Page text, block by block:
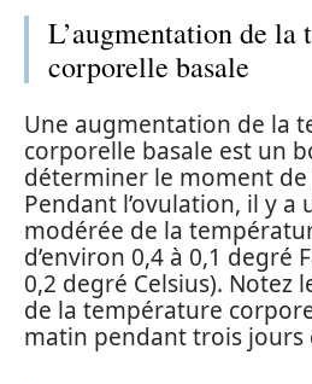
L’augmentation de la
corporelle basale
Une augmentation de la
corporelle basale est un
déterminer le moment de
Pendant l’ovulation, il y
modérée de la
d’environ 0,4 à 0,1 degré
0,2 degré Celsius). Notez
de la température
matin pendant trois jours